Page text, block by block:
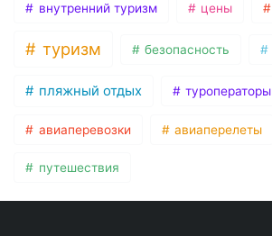
внутренний туризм цены
туризм безопасность
пляжный отдых туроператоры
авиаперевозки авиаперелеты
путешествия